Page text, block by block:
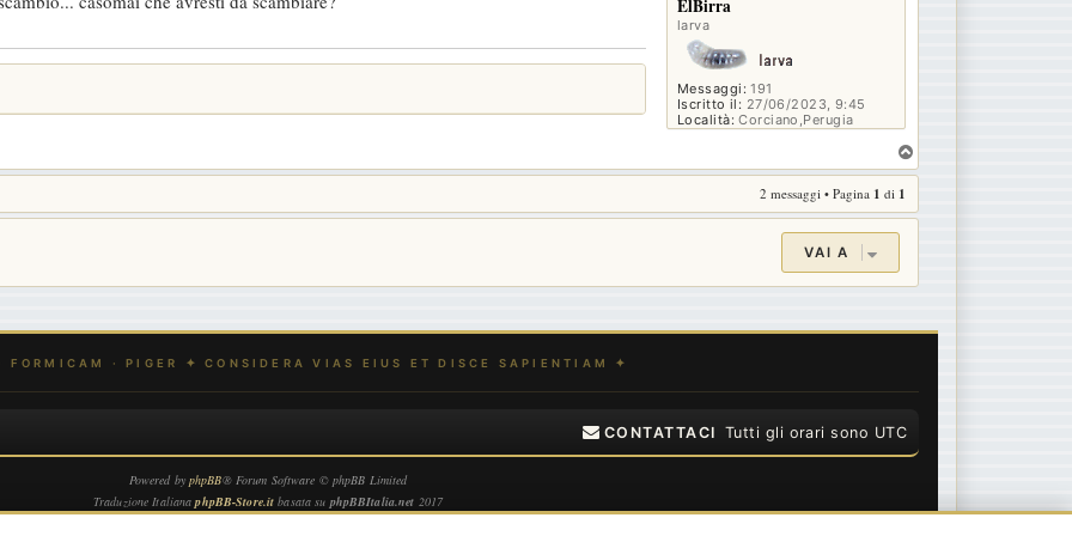
ElBirra
larva
Messaggi: 191
Iscritto il: 27/06/2023, 9:45
Località: Corciano,Perugia
o
2 messaggi • Pagina 1 di 1
VAI A
Tutti gli orari sono UTC
CONTATTACI
Powered by phpBB® Forum Software © phpBB Limited
Traduzione ItalianaphpBB-Store.it basata su phpBBItalia.net 2017